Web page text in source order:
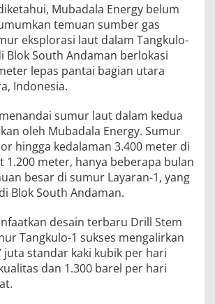
Mubadala Energy belum
temuan sumber gas
eksplorasi laut dalam Tangkulo-
Blok South Andaman berlokasi
lepas pantai bagian utara
Indonesia.
sumur laut dalam kedua
oleh Mubadala Energy. Sumur
hingga kedalaman 3.400 meter di
1.200 meter, hanya beberapa bulan
besar di sumur Layaran-1, yang
Blok South Andaman.
desain terbaru Drill Stem
Tangkulo-1 sukses mengalirkan
juta standar kaki kubik per hari
dan 1.300 barel per hari